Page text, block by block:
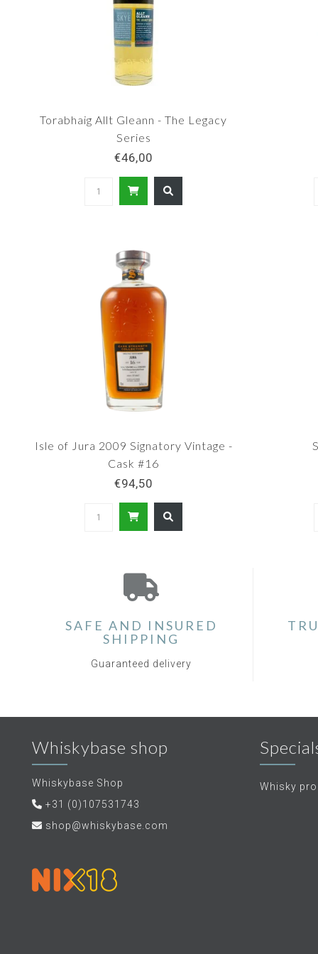
Torabhaig Allt Gleann - The Legacy
Series
€46,00
Isle of Jura 2009 Signatory Vintage -
Cask #16
€94,50
SAFE AND INSURED
SHIPPING
Guaranteed delivery
Whiskybase shop
Whiskybase Shop
+31 (0)107531743
shop@whiskybase.com
Whisky